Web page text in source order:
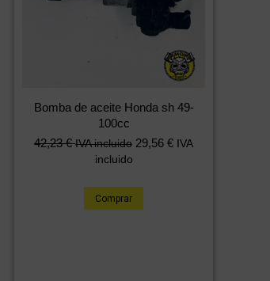
Bomba de aceite Honda sh 49-
100cc
42,23€ IVA incluido 29,56 € IVA
incluido
Comprar